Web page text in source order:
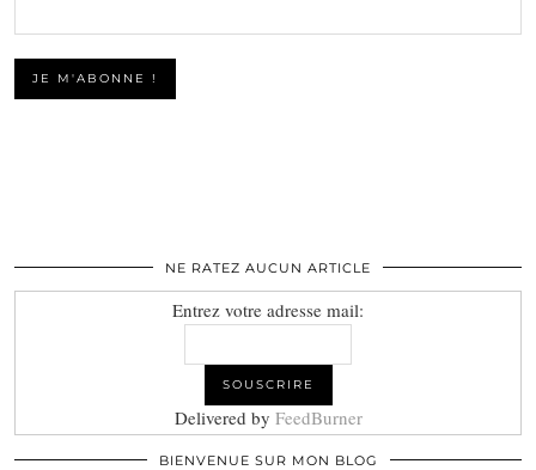
NE RATEZ AUCUN ARTICLE
Entrez votre adresse mail:
Delivered by FeedBurner
BIENVENUE SUR MON BLOG